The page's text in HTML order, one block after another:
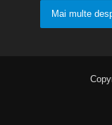
Mai multe